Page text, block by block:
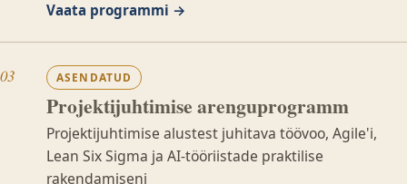
Vaata programmi →
03 ASENDATUD
Projektijuhtimise arenguprogramm
Projektijuhtimise alustest juhitava töövoo, Agile'i,
Lean Six Sigma ja AI-tööriistade praktilise
rakendamiseni